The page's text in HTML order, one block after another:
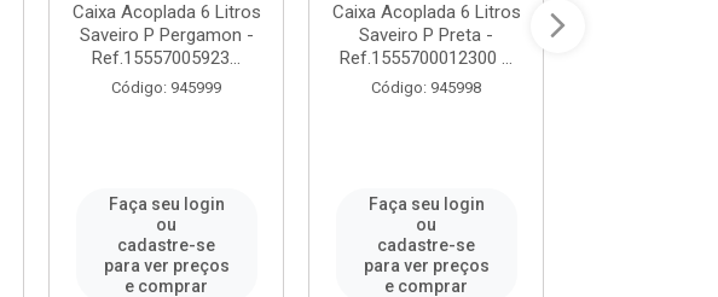
Caixa Acoplada 6 Litros
Saveiro P Pergamon -
Ref.15557005923...
Código: 945999
Faça seu login
ou
cadastre-se
para ver preços
e comprar
Caixa Acoplada 6 Litros
Saveiro P Preta -
Ref.1555700012300 ...
Código: 945998
Faça seu login
ou
cadastre-se
para ver preços
e comprar